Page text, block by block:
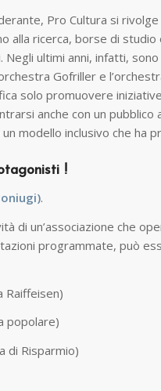
Pro Cultura si
ricerca, borse di
ultimi anni, infatti,
Gofriller e
solo promuovere
anche con un
modello inclusivo che ha
!
.
di un’associazione che
programmate, può
Raiffeisen)
popolare)
di Risparmio)